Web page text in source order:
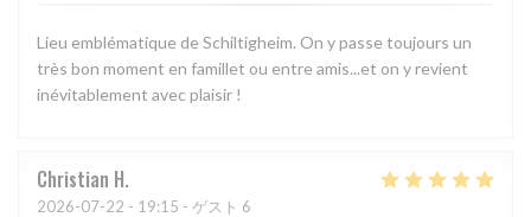
Lieu emblématique de Schiltigheim. On y passe toujours un
très bon moment en famillet ou entre amis...et on y revient
inévitablement avec plaisir !
Christian H
2026-07-22 - 19:15 - ゲスト 6